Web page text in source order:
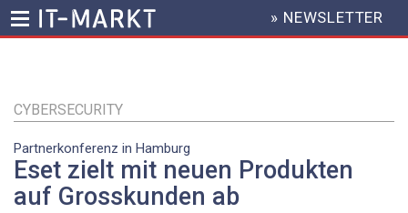
Inhalt
HEADER
MENU
» NEWSLETTER
CYBERSECURITY
Partnerkonferenz in Hamburg
Eset zielt mit neuen Produkten
auf Grosskunden ab